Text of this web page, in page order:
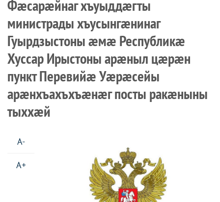
Фæсарæйнаг хъуыддæгты
министрады хъусынгæнинаг
Гуырдзыстоны æмæ Республикæ
Хуссар Ирыстоны арæныл цæрæн
пункт Перевийæ Уæрæсейы
арæнхъахъхъæнæг посты ракæныны
тыххæй
A-
A+